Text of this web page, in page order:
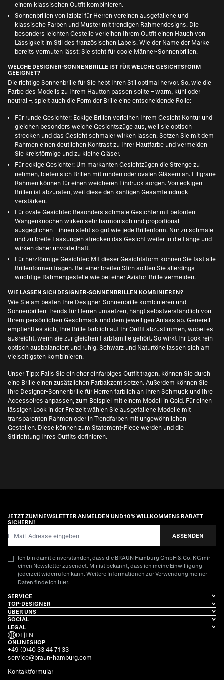
einem klassischen Outfit kombinieren.
Sonnenbrillen von Izipizi für Herren vereinen ausgefallene und
klassische Farben und Muster mit trendigen Rahmendesigns. Die
besonders leichten Gestelle verleihen Ihrem Outfit einen Hauch von
Lässigkeit im Stil des französischen Labels. Wie der Name der Marke
bereits vermuten lässt: Sie steht für coole Männer-Sonnenbrillen.
WELCHE DESIGNER-SONNENBRILLE IST FÜR WELCHE GESICHTSFORM
GEEIGNET?
Die richtige Sonnenbrille für Sie hebt Ihren Stil optimal hervor. So, wie die
Farbe des Modells zu Ihrem Hautton passen sollte – warm, kühl oder
neutral –, spielt auch die Form der Brille eine entscheidende Rolle:
Für runde Gesichter: Eckige Brillen verleihen Ihrem Gesicht Kontur und
gleichen besonders weiche Gesichtszüge aus, weil sie optisch
strecken und das Gesicht schmaler wirken lassen. Setzen Sie mit dem
Rahmen einen deutlichen Kontrast zu Ihrer Hautfarbe und vermeiden
Sie kreisförmige und zu kleine Gläser.
Für eckige Gesichter: Um markanten Gesichtzügen die Strenge zu
nehmen, bieten sich Brillen mit runden oder ovalen Gläsern an. Filigrane
Rahmen können für einen weicheren Eindruck sorgen. Von eckigen
Brillen ist abzuraten, weil diese den kantigen Gesamteindruck
verstärken.
Für ovale Gesichter: Besonders schmale Gesichter mit betonten
Wangenknochen wirken sehr harmonisch und proportional
ausgeglichen – ihnen steht so gut wie jede Brillenform. Nur zu schmale
und zu breite Fassungen strecken das Gesicht weiter in die Länge und
wirken daher unvorteilhaft.
Für herzförmige Gesichter: Mit dieser Gesichtsform können Sie fast alle
Brillenformen tragen. Bei einer breiten Stirn sollten Sie allerdings
wuchtige Rahmengestelle wie bei einer Aviator-Brille vermeiden.
WIE LASSEN SICH DESIGNER-SONNENBRILLEN KOMBINIEREN?
Wie Sie am besten Ihre Designer-Sonnenbrille kombinieren und
Sonnenbrillen-Trends für Herren umsetzen, hängt selbstverständlich von
Ihrem persönlichen Geschmack und dem jeweiligen Anlass ab. Generell
empfiehlt es sich, Ihre Brille farblich auf Ihr Outfit abzustimmen, wobei es
ausreicht, wenn sie zur gleichen Farbfamilie gehört. So wirkt Ihr Look rein
optisch ausbalanciert und ruhig. Schwarz und Naturtöne lassen sich am
vielseitigsten kombinieren.
Unser Tipp: Falls Sie ein eher einfarbiges Outfit tragen, können Sie durch
eine Brille einen zusätzlichen Farbakzent setzen. Außerdem können Sie
Ihre Designer-Sonnenbrille für Herren farblich an Ihren Schmuck und Ihre
Accessoires anpassen, zum Beispiel mit einem Modell in Gold. Für einen
lässigen Look in der Freizeit wählen Sie ausgefallene Modelle mit
transparenten Rahmen oder in Trendfarben mit ungewöhnlichen
Gestellen. Diese können zum Statement-Piece werden und die
Stilrichtung Ihres Outfits definieren.
JETZT ZUM NEWSLETTER ANMELDEN UND 10% WILLKOMMENS RABATT
SICHERN!
ABSENDEN
Ich bin damit einverstanden, dass die BRAUN Hamburg GmbH & Co. KG mir
einen Newsletter zusendet. Mir ist bekannt, dass ich meine Einwilligung
jederzeit widerrufen kann. Weitere Informationen zur Verwendung meiner
Daten finde ich hier.
SERVICE
TOP-DESIGNER
ÜBER UNS
SOCIAL
LEGAL
DE|EN
ONLINESHOP
+49 (0)40 33 44 71 33
service@braun-hamburg.com
Kontaktformular